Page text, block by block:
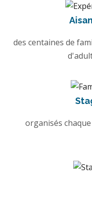
des centaines de
organisés